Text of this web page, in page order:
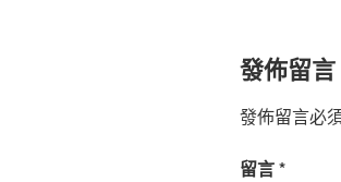
發佈留言
發佈留言必
留言*